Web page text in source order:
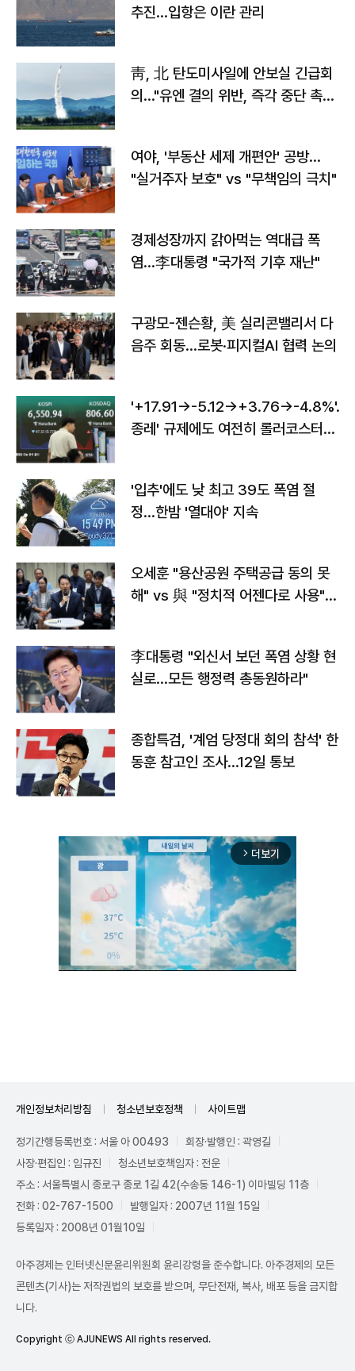
추진…입항은 이란 관리
靑, 北 탄도미사일에 안보실 긴급회
의…"유엔 결의 위반, 즉각 중단 촉
여야, '부동산 세제 개편안' 공방…
"실거주자 보호" vs "무책임의 극치"
경제성장까지 갉아먹는 역대급 폭
염…李대통령 "국가적 기후 재난"
구광모-젠슨황, 美 실리콘밸리서 다
음주 회동…로봇·피지컬AI 협력 논의
'+17.91→-5.12→+3.76→-4.8%'…'
종레' 규제에도 여전히 롤러코스터
'입추'에도 낮 최고 39도 폭염 절
정…한밤 '열대야' 지속
오세훈 "용산공원 주택공급 동의 못
해" vs 與 "정치적 어젠다로 사용"
李대통령 "외신서 보던 폭염 상황 현
실로…모든 행정력 총동원하라"
종합특검, '계엄 당정대 회의 참석' 한
동훈 참고인 조사...12일 통보
arrow_forward_ios 더보기
개인정보처리방침 청소년보호정책 사이트맵
정기간행등록번호 : 서울 아 00493
회장·발행인 : 곽영길
사장·편집인 : 임규진
청소년보호책임자 : 전운
주소 : 서울특별시 종로구 종로 1길 42(수송동 146-1) 이마빌딩 11층
전화 : 02-767-1500
발행일자 : 2007년 11월 15일
등록일자 : 2008년 01월10일
아주경제는 인터넷신문윤리위원회 윤리강령을 준수합니다. 아주경제의 모든
콘텐츠(기사)는 저작권법의 보호를 받으며, 무단전재, 복사, 배포 등을 금지합
니다.
Copyright ⓒ AJUNEWS All rights reserved.